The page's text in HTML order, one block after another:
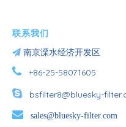
联系我们
 南京溧水经济开发区
 +86-25-58071605

bsfilter8@bluesky-

sales@bluesky-filter.com